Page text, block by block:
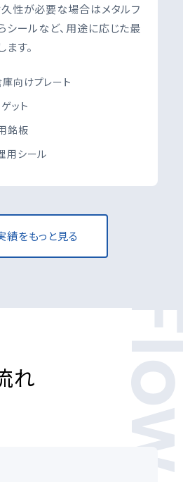
久性が必要な場合はメタルフ
シールなど、用途に応じた最
す。
向けプレート
ット
銘板
用シール
績をもっと見る
れ